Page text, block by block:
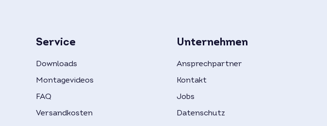
Service
Downloads
Montagevideos
FAQ
Versandkosten
Unternehmen
Ansprechpartner
Kontakt
Jobs
Datenschutz